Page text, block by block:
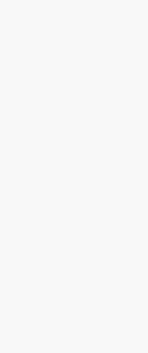
gì?
việc chênh